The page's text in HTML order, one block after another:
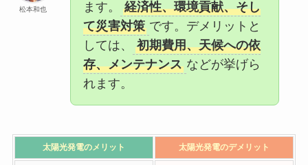
松本和也
ます。
経済性、環境貢献、そし
て災害対策 です。デメリットと
しては、
初期費用、天候への依
存、メンテナンス などが挙げら
れます。
太陽光発電のメリット 太陽光発電のデメリット